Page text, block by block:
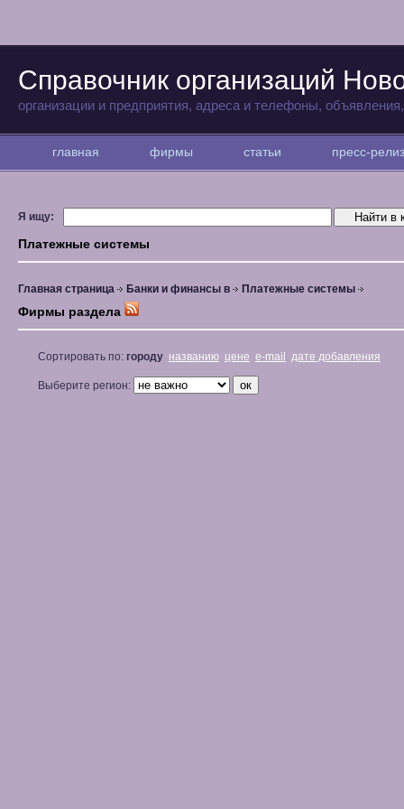
Справочник организаций
организации и предприятия, адреса и телефоны,
главная фирмы статьи пресс-
Я ищу:
Платежные системы
Главная страница Банки и финансы в Платежные системы
Фирмы раздела
Сортировать по: городу названию цене e-mail дате добавления
Выберите регион: